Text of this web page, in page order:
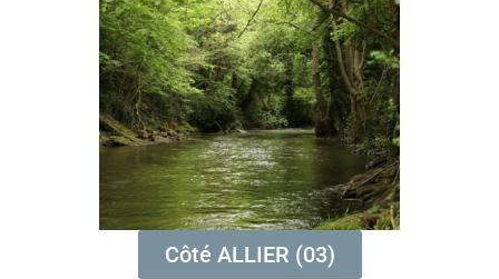
Côté ALLIER (03)